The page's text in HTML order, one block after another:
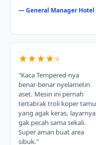
— General Manager Hotel
★★★★⭐
"Kaca Tempered-nya
benar-benar nyelametin
aset. Mesin ini pernah
tertabrak troli koper tamu
yang agak keras, layarnya
gak pecah sama sekali.
Super aman buat area
sibuk."